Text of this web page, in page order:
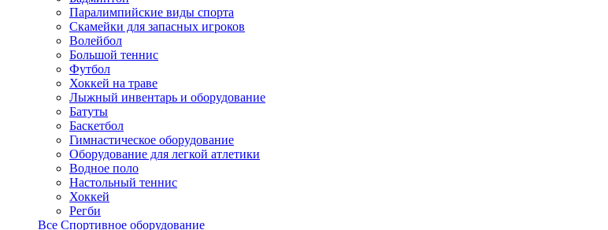
Паралимпийские виды спорта
Скамейки для запасных игроков
Волейбол
Большой теннис
Футбол
Хоккей на траве
Лыжный инвентарь и оборудование
Батуты
Баскетбол
Гимнастическое оборудование
Оборудование для легкой атлетики
Водное поло
Настольный теннис
Хоккей
Регби
Все Спортивное оборудование